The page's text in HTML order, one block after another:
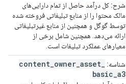
شرح: کل درآمد حاصل از تمام دارایی‌های
مالک محتوا را از منابع تبلیغاتی فروخته شده
توسط گوگل و همچنین از منابع غیرتبلیغاتی
ارائه می‌دهد. همچنین شامل برخی از
معیارهای عملکرد تبلیغات است.
شناسه: content owner asset
basic a3